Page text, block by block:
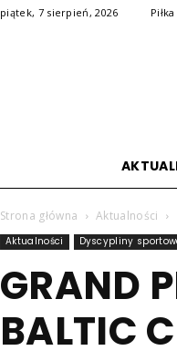
piątek, 7 sierpień, 2026
Strona główna Aktualności
Aktualności Dyscypliny
GRAND
BALTIC